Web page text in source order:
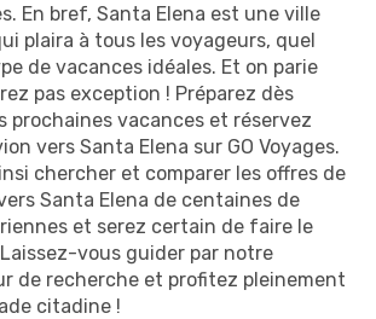
En bref, Santa Elena est une ville
plaira à tous les voyageurs, quel
de vacances idéales. Et on parie
pas exception ! Préparez dès
prochaines vacances et réservez
vers Santa Elena sur GO Voyages.
chercher et comparer les offres de
Santa Elena de centaines de
et serez certain de faire le
vous guider par notre
de recherche et profitez pleinement
citadine !